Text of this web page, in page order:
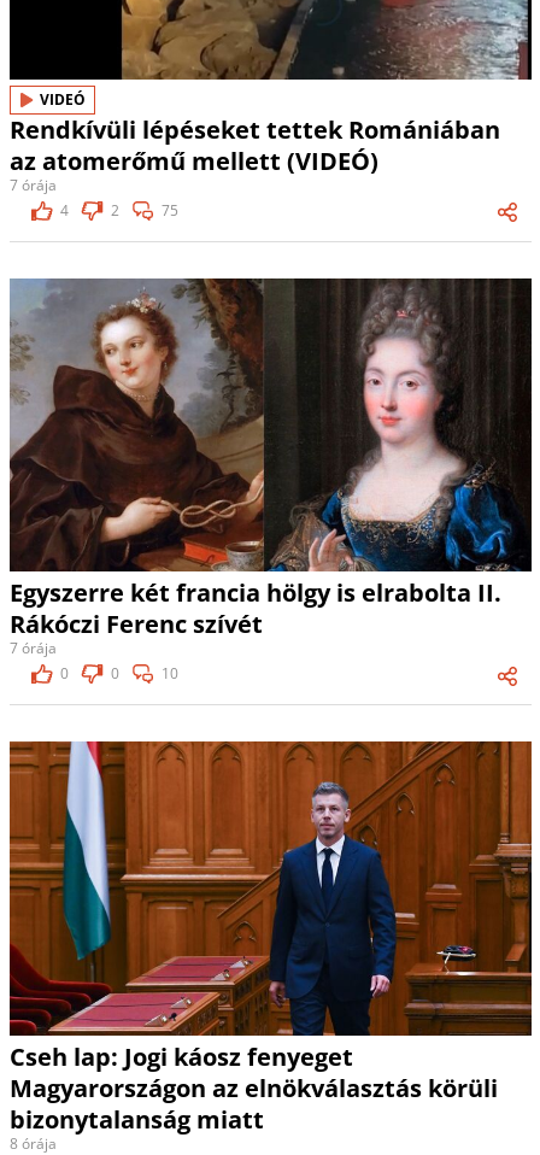
VIDEÓ
Rendkívüli lépéseket tettek Romániában
az atomerőmű mellett (VIDEÓ)
7 órája
4
2 75
Egyszerre két francia hölgy is elrabolta II.
Rákóczi Ferenc szívét
7 órája
0
0 10
Cseh lap: Jogi káosz fenyeget
Magyarországon az elnökválasztás körüli
bizonytalanság miatt
8 órája